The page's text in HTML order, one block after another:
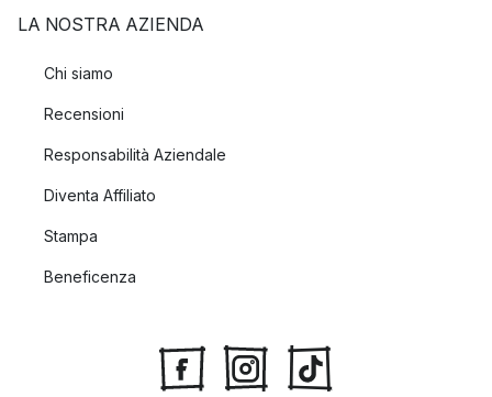
LA NOSTRA AZIENDA
Chi siamo
Recensioni
Responsabilità Aziendale
Diventa Affiliato
Stampa
Beneficenza